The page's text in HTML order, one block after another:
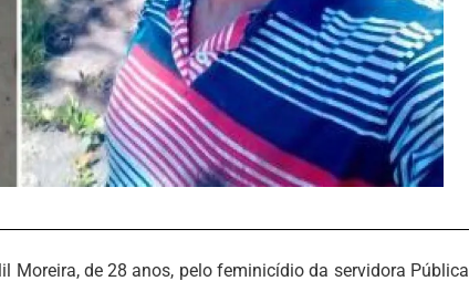
Moreira, de 28 anos, pelo feminicídio da servidora Pública